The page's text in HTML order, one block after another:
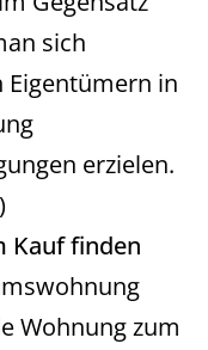
sich
in
erzielen.
Kauf finden
Wohnung zum